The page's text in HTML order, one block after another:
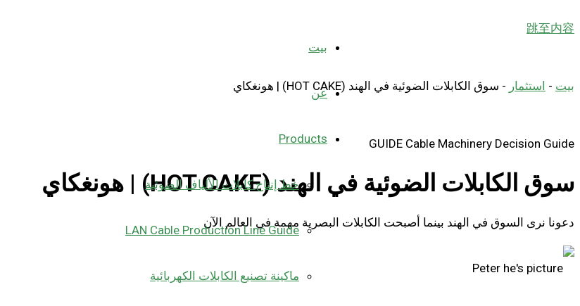
跳至内容
بيت
عن
Products
خط إنتاج كابلات الألياف الضوئية
LAN Cable Production Line Guide
ماكينة تصنيع الكابلات الكهربائية
بيت - استثمار - سوق الكابلات الضوئية في الهند (HOT CAKE) | هونغكاي
GUIDE Cable Machinery Decision Guide
سوق الكابلات الضوئية في الهند (HOT CAKE) | هونغكاي
دعونا نرى السوق في الهند بينما أصبحت الكابلات البصرية مهمة في العالم الآن